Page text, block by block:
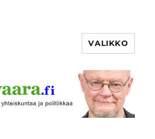
VALIKKO